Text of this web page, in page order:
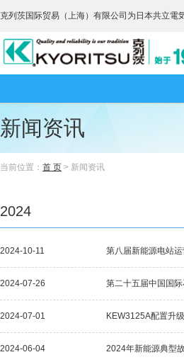
克列茨国际贸易（上海）有限公司为日本共立電
新闻资讯
当前位置： 首 页 > 新闻资讯
2024
2024-10-11 第八届新能源电站
2024-07-26 第二十五届中国国
2024-07-01 KEW3125A配置升
2024-06-04 2024年新能源典型